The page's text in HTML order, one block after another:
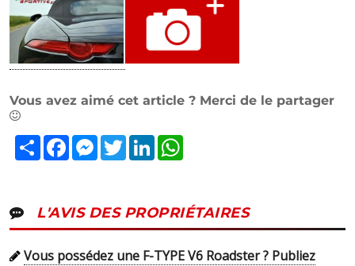
Vous avez aimé cet article ? Merci de le partager
PartagerFacebookMessenger
TwitterLinkedIn
L'AVIS DES PROPRIÉTAIRES
Vous possédez une F-TYPE V6 Roadster ? Publiez